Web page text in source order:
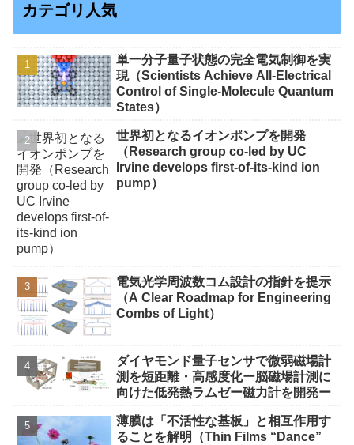
カテゴリ人気
単一分子量子状態の完全電気制御を実
現（Scientists Achieve All-Electrical
Control of Single-Molecule Quantum
States）
世界初となるイオンポンプを開発
（Research group co-led by UC
Irvine develops first-of-its-kind ion
pump）
電気光学周波数コム設計の指針を提示
（A Clear Roadmap for Engineering
Combs of Light）
ダイヤモンド量子センサで微弱磁場計
測を短距離・高感度化ー脳磁場計測に
向けた低発熱ラムゼー磁力計を開発ー
薄膜は「不活性な基板」と相互作用す
ることを解明（Thin Films “Dance”